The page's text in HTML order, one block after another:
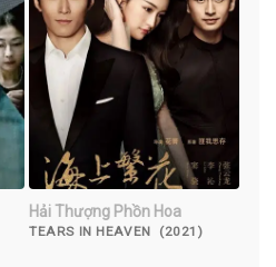
Hải Thượng Phồn Hoa
TEARS IN HEAVEN (2021)